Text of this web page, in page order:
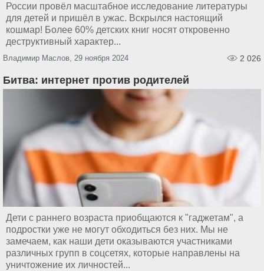
России провёл масштабное исследование литературы
для детей и пришёл в ужас. Вскрылся настоящий
кошмар! Более 60% детских книг носят откровенно
деструктивный характер...
Владимир Маслов, 29 ноября 2024 2 026
Битва: интернет против родителей
Дети с раннего возраста приобщаются к "гаджетам", а
подростки уже не могут обходиться без них. Мы не
замечаем, как наши дети оказываются участниками
различных групп в соцсетях, которые направлены на
уничтожение их личностей...